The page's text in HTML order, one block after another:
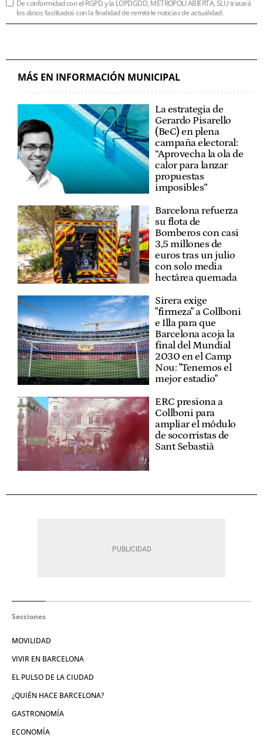
De conformidad con el RGPD y la LOPDGDD, METRÓPOLI ABIERTA, SLU tratará
los datos facilitados con la finalidad de remitirle noticias de actualidad.
MÁS EN INFORMACIÓN MUNICIPAL
La estrategia de
Gerardo Pisarello
(BeC) en plena
campaña electoral:
“Aprovecha la ola de
calor para lanzar
propuestas
imposibles”
Barcelona refuerza
su flota de
Bomberos con casi
3,5 millones de
euros tras un julio
con solo media
hectárea quemada
Sirera exige
"firmeza" a Collboni
e Illa para que
Barcelona acoja la
final del Mundial
2030 en el Camp
Nou: "Tenemos el
mejor estadio"
ERC presiona a
Collboni para
ampliar el módulo
de socorristas de
Sant Sebastià
Secciones
MOVILIDAD
VIVIR EN BARCELONA
EL PULSO DE LA CIUDAD
¿QUIÉN HACE BARCELONA?
GASTRONOMÍA
ECONOMÍA